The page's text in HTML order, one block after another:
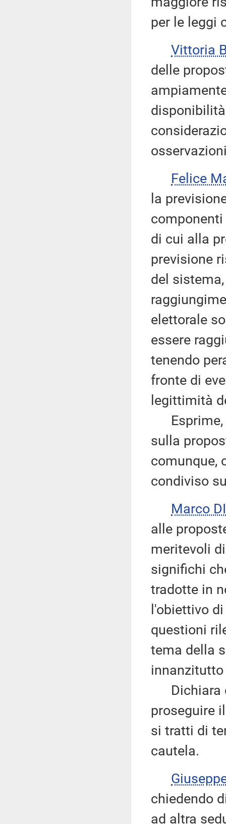
per le leggi
Vittoria
delle
Felice
la
di cui alla
previsione
del
elettorale
essere
tenendo
fronte di
legittimità
Esprime,
sulla
comunque,
condiviso
Marco
alle
meritevoli
significhi
tradotte in
l'obiettivo
questioni
tema della
Dichiara
proseguire
si tratti di
cautela.
chiedendo
ad altra